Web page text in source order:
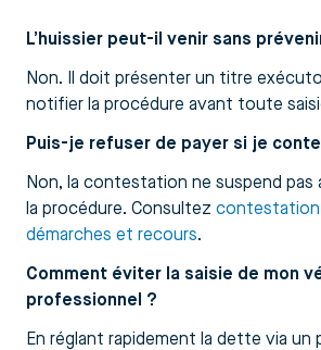
L’huissier peut-il venir sans
Non. Il doit présenter un titre
notifier la procédure avant toute
Puis-je refuser de payer si je
Non, la contestation ne suspend
la procédure. Consultez contestation
démarches et recours.
Comment éviter la saisie de mon
professionnel ?
En réglant rapidement la dette via un